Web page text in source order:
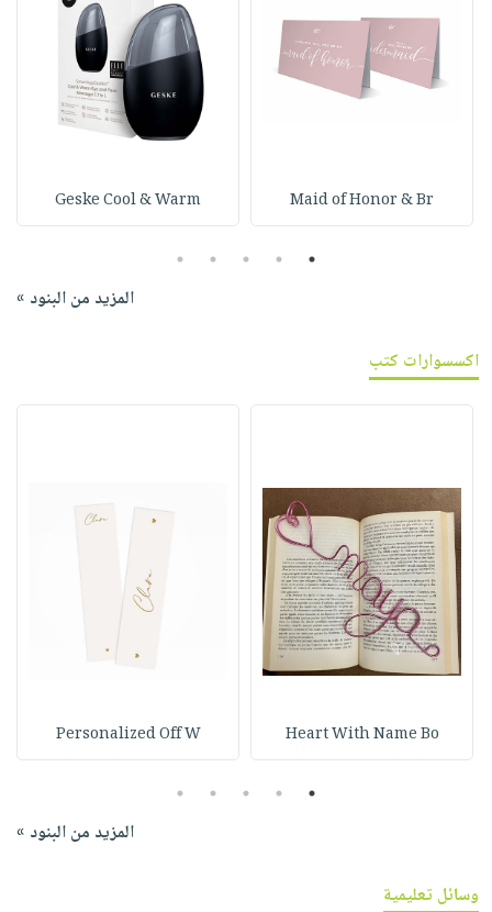
Maid of Honor & Br
Geske Cool & Warm
1
2
3
4
5
المزيد من البنود »
اكسسوارات كتب
Heart With Name Bo
Personalized Off W
1
2
3
4
5
المزيد من البنود »
وسائل تعليمية